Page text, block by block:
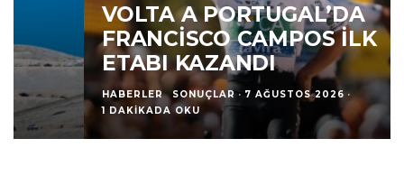
VOLTA A PORTUGAL’DA
FRANCISCO CAMPOS İLK
ETABI KAZANDI
HABERLER SONUÇLAR · 7 AĞUSTOS 2026 ·
1 DAKIKADA OKU